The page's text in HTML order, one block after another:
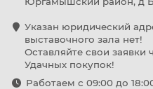
Указан юридический
выставочного зала нет!
Оставляйте свои заявки
Удачных покупок!
Работаем с 09:00 до